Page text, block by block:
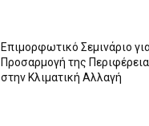
Επιμορφωτικό Σεμινάριο
Προσαρμογή της
στην Κλιματική Αλλαγή